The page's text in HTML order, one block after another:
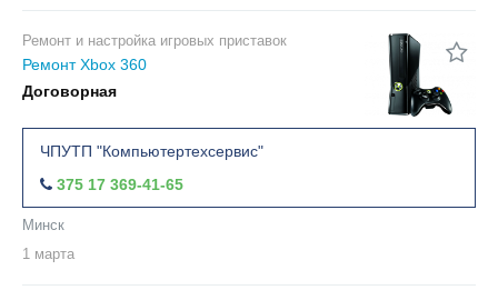
Ремонт и настройка игровых приставок
Ремонт Xbox 360
Договорная
ЧПУТП "Компьютертехсервис"
375 17 369-41-65
Минск
1 марта